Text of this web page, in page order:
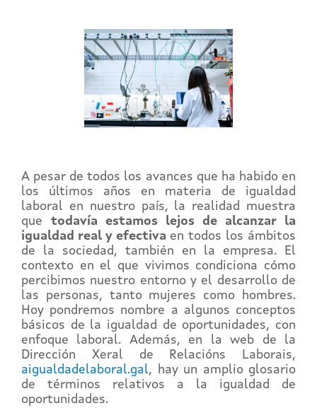
A pesar de todos los avances que ha habido en
los últimos años en materia de igualdad
laboral en nuestro país, la realidad muestra
que todavía estamos lejos de alcanzar la
igualdad real y efectiva en todos los ámbitos
de la sociedad, también en la empresa. El
contexto en el que vivimos condiciona cómo
percibimos nuestro entorno y el desarrollo de
las personas, tanto mujeres como hombres.
Hoy pondremos nombre a algunos conceptos
básicos de la igualdad de oportunidades, con
enfoque laboral. Además, en la web de la
Dirección Xeral de Relacións Laborais,
aigualdadelaboral.gal, hay un amplio glosario
de términos relativos a la igualdad de
oportunidades.